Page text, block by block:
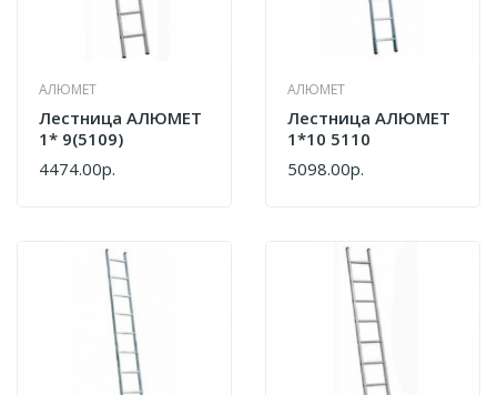
АЛЮМЕТ
Лестница АЛЮМЕТ
1* 9(5109)
4474.00р.
АЛЮМЕТ
Лестница АЛЮМЕТ
1*10 5110
5098.00р.